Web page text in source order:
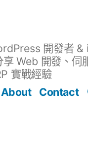
開發者 &
Web 開發、伺
實戰經驗
About Contact
Filter